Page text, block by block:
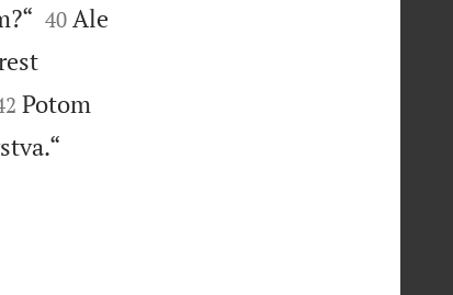

40 Ale
Potom
